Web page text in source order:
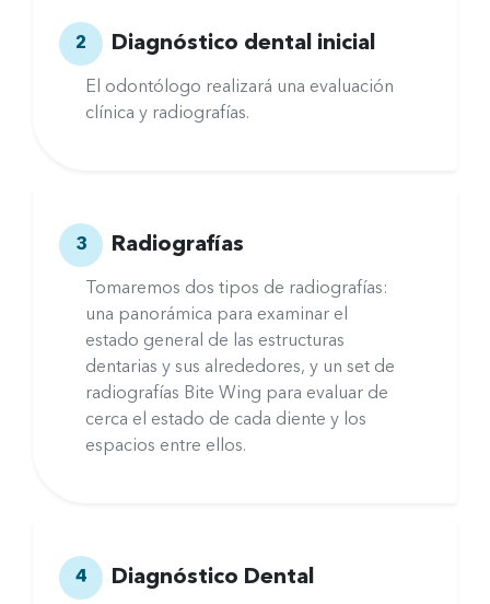
2 Diagnóstico dental inicial
El odontólogo realizará una evaluación
clínica y radiografías.
3 Radiografías
Tomaremos dos tipos de radiografías:
una panorámica para examinar el
estado general de las estructuras
dentarias y sus alrededores, y un set de
radiografías Bite Wing para evaluar de
cerca el estado de cada diente y los
espacios entre ellos.
4 Diagnóstico Dental